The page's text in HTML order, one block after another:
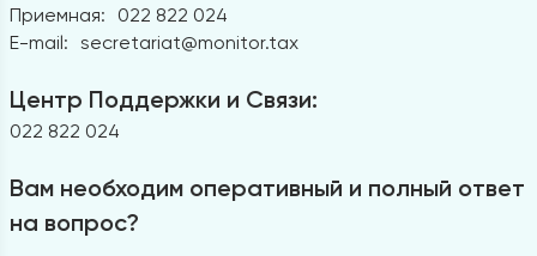
Приемная:
022 822 024
E-mail: secretariat@monitor.tax
Центр Поддержки и Связи:
022 822 024
Вам необходим оперативный и полный ответ
на вопрос?